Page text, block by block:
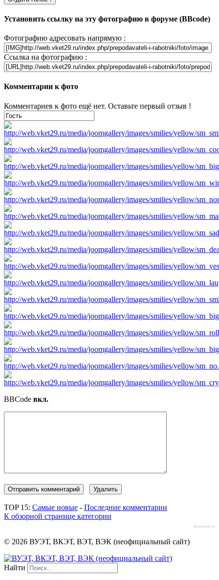
Установить ссылку на эту фотографию в форуме (BBcode)
Фотографию адресовать напрямую :
Ссылка на фотографию :
Комментарии к фото
Комментариев к фото ещё нет. Оставьте первый отзыв !
BBCode вкл.
TOP 15: Самые новые - Последние комментарии
К обзорной странице категории
afisha-msk.ru
© 2026 ВУЭТ, ВКЭТ, ВЭТ, ВЭК (неофициальный сайт)
Найти